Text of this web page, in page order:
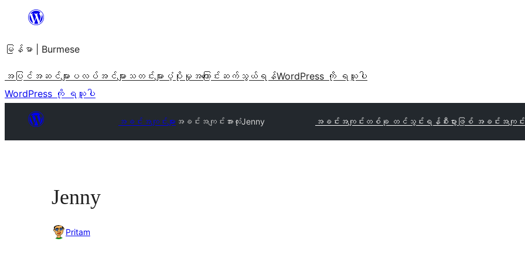
အကြောင်းအရာ
ကျော်သွား
ရန်
မြန်မာ | Burmese
အပြင်အဆင်များ ပလပ်အင်များ သတင်းများ ပံ့ပိုးမှု အကြောင်း ဆက်သွယ်ရန်WordPress ကို ရယူပါ
WordPress ကို ရယူပါ
အခင်းအကျင်းများ အခင်းအကျင်းအားလုံးJenny အခင်းအကျင်းတစ်ခု တင်သွင်းရန် စီးပွားဖြစ် အခင်းအကျ
Jenny
Pritam